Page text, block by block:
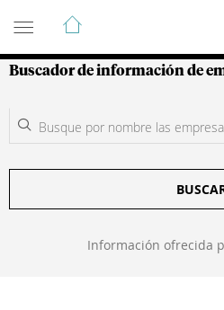
Guía de Empresas
Buscador de información de
Información ofrecida